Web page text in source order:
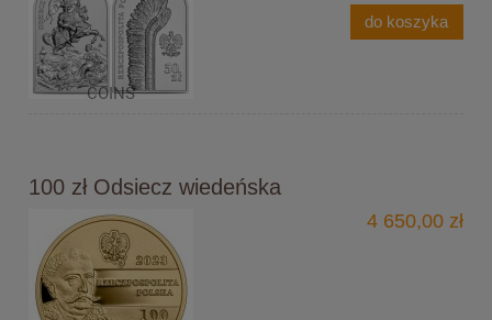
do koszyka
100 zł Odsiecz wiedeńska
4 650,00 zł